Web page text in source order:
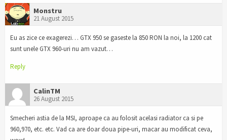
Monstru
21 August 2015
Eu as zice ce exagerezi… GTX 950 se gaseste la 850 RON la noi, la 1200 cat
sunt unele GTX 960-uri nu am vazut…
Reply
CalinTM
26 August 2015
Smecheri astia de la MSI, aproape ca au folosit acelasi radiator ca si pe
960,970, etc. etc. Vad ca are doar doua pipe-uri, macar au modificat ceva,